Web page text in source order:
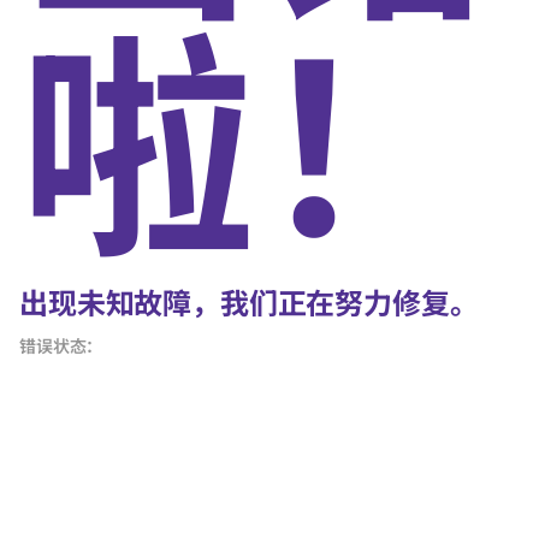
啦！
出现未知故障，我们正在努力修复。
错误状态：